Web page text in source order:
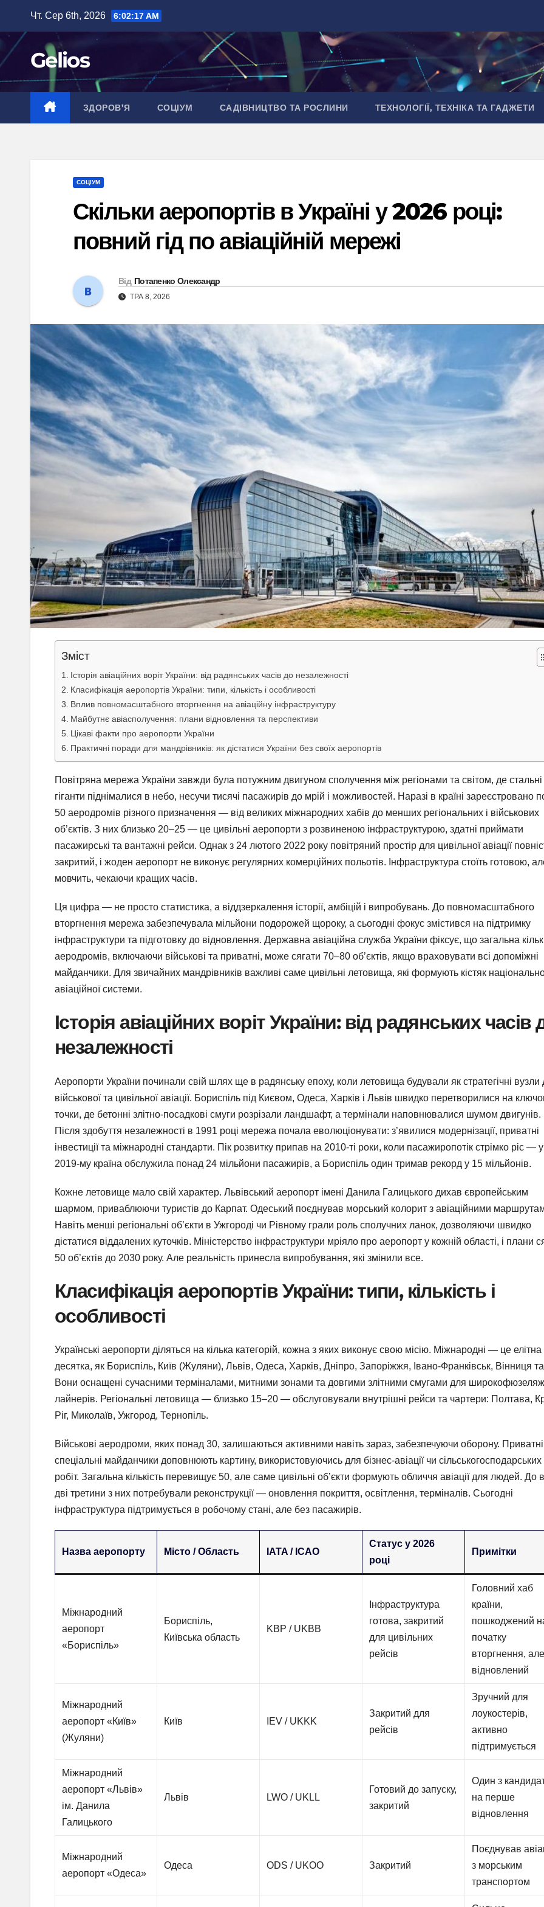
вмісту
Чт. Сер 6th, 2026 6:02:18 AM
Gelios
ЗДОРОВ’Я СОЦІУМ САДІВНИЦТВО ТА РОСЛИНИ ТЕХНОЛОГІЇ, ТЕХНІКА ТА ГАДЖЕТИ
СОЦІУМ
Скільки аеропортів в Україні у 2026 році:
повний гід по авіаційній мережі
Від Потапенко Олександр
ТРА 8, 2026
Зміст
Історія авіаційних воріт України: від радянських часів до незалежності
Класифікація аеропортів України: типи, кількість і особливості
Вплив повномасштабного вторгнення на авіаційну інфраструктуру
Майбутнє авіасполучення: плани відновлення та перспективи
Цікаві факти про аеропорти України
Практичні поради для мандрівників: як дістатися України без своїх аеропортів
Повітряна мережа України завжди була потужним двигуном сполучення між регіонами та світом, де стальні
гіганти піднімалися в небо, несучи тисячі пасажирів до мрій і можливостей. Наразі в країні зареєстровано
50 аеродромів різного призначення — від великих міжнародних хабів до менших регіональних і військових
об’єктів. З них близько 20–25 — це цивільні аеропорти з розвиненою інфраструктурою, здатні приймати
пасажирські та вантажні рейси. Однак з 24 лютого 2022 року повітряний простір для цивільної авіації
закритий, і жоден аеропорт не виконує регулярних комерційних польотів. Інфраструктура стоїть готовою,
мовчить, чекаючи кращих часів.
Ця цифра — не просто статистика, а віддзеркалення історії, амбіцій і випробувань. До повномасштабного
вторгнення мережа забезпечувала мільйони подорожей щороку, а сьогодні фокус змістився на підтримку
інфраструктури та підготовку до відновлення. Державна авіаційна служба України фіксує, що загальна
аеродромів, включаючи військові та приватні, може сягати 70–80 об’єктів, якщо враховувати всі допоміжні
майданчики. Для звичайних мандрівників важливі саме цивільні летовища, які формують кістяк
авіаційної системи.
Історія авіаційних воріт України: від радянських часів
незалежності
Аеропорти України починали свій шлях ще в радянську епоху, коли летовища будували як стратегічні вузли
військової та цивільної авіації. Бориспіль під Києвом, Одеса, Харків і Львів швидко перетворилися на
точки, де бетонні злітно-посадкові смуги розрізали ландшафт, а термінали наповнювалися шумом двигунів.
Після здобуття незалежності в 1991 році мережа почала еволюціонувати: з’явилися модернізації, приватні
інвестиції та міжнародні стандарти. Пік розвитку припав на 2010-ті роки, коли пасажиропотік стрімко ріс — у
2019-му країна обслужила понад 24 мільйони пасажирів, а Бориспіль один тримав рекорд у 15 мільйонів.
Кожне летовище мало свій характер. Львівський аеропорт імені Данила Галицького дихав європейським
шармом, приваблюючи туристів до Карпат. Одеський поєднував морський колорит з авіаційними
Навіть менші регіональні об’єкти в Ужгороді чи Рівному грали роль сполучних ланок, дозволяючи швидко
дістатися віддалених куточків. Міністерство інфраструктури мріяло про аеропорт у кожній області, і плани
50 об’єктів до 2030 року. Але реальність принесла випробування, які змінили все.
Класифікація аеропортів України: типи, кількість і
особливості
Українські аеропорти діляться на кілька категорій, кожна з яких виконує свою місію. Міжнародні — це елітна
десятка, як Бориспіль, Київ (Жуляни), Львів, Одеса, Харків, Дніпро, Запоріжжя, Івано-Франківськ, Вінниця та
Вони оснащені сучасними терміналами, митними зонами та довгими злітними смугами для
лайнерів. Регіональні летовища — близько 15–20 — обслуговували внутрішні рейси та чартери: Полтава,
Ріг, Миколаїв, Ужгород, Тернопіль.
Військові аеродроми, яких понад 30, залишаються активними навіть зараз, забезпечуючи оборону. Приватні
спеціальні майданчики доповнюють картину, використовуючись для бізнес-авіації чи сільськогосподарських
робіт. Загальна кількість перевищує 50, але саме цивільні об’єкти формують обличчя авіації для людей. До
дві третини з них потребували реконструкції — оновлення покриття, освітлення, терміналів. Сьогодні
інфраструктура підтримується в робочому стані, але без пасажирів.
Назва аеропорту Місто / Область IATA / ICAO
Статус у 2026
році
Примітки
Міжнародний
аеропорт
«Бориспіль»
Бориспіль,
Київська область
KBP / UKBB
Інфраструктура
готова, закритий
для цивільних
рейсів
Головний хаб
країни,
пошкоджений
початку
вторгнення, але
відновлений
Міжнародний
аеропорт «Київ»
(Жуляни)
Київ IEV / UKKK
Закритий для
рейсів
Зручний для
лоукостерів,
активно
підтримується
Міжнародний
аеропорт «Львів»
ім. Данила
Галицького
Львів LWO / UKLL
Готовий до запуску,
закритий
Один з
на перше
відновлення
Міжнародний
аеропорт «Одеса»
Одеса ODS / UKOO Закритий
Поєднував
з морським
транспортом